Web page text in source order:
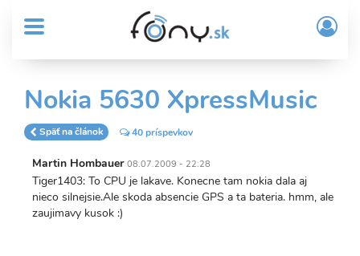
obsah
MENU
Sub
Header
menu
User
account
menu
/
Nokia 5630 XpressMusic
Späť na článok 40 príspevkov
Martin Hombauer 08.07.2009 - 22:28
Tiger1403: To CPU je lakave. Konecne tam nokia dala aj
nieco silnejsie.Ale skoda absencie GPS a ta bateria. hmm, ale
zaujimavy kusok :)